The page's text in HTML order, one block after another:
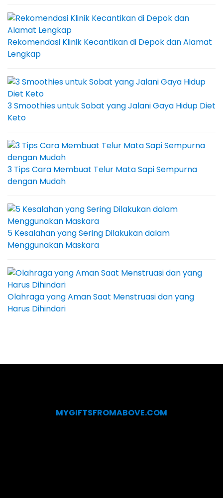
Rekomendasi Klinik Kecantikan di Depok dan Alamat
Lengkap
3 Smoothies untuk Sobat yang Jalani Gaya Hidup Diet
Keto
3 Tips Cara Membuat Telur Mata Sapi Sempurna
dengan Mudah
5 Kesalahan yang Sering Dilakukan dalam
Menggunakan Maskara
Olahraga yang Aman Saat Menstruasi dan yang
Harus Dihindari
MYGIFTSFROMABOVE.COM